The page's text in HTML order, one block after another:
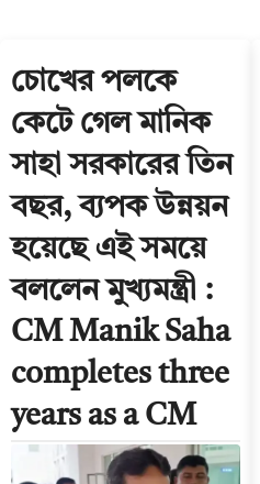
চোখের পলকে
কেটে গেল মানিক
সাহা সরকারের তিন
বছর, ব্যপক উন্নয়ন
হয়েছে এই সময়ে
বললেন মুখ্যমন্ত্রী :
CM Manik Saha
completes three
years as a CM